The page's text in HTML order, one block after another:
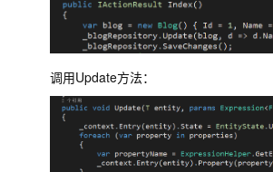
调用Update方法：